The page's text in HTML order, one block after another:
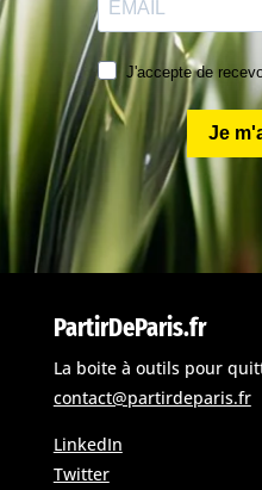
J'accepte de
Je
PartirDeParis.fr
La boite à outils pour
contact@partirdeparis.fr
LinkedIn
Twitter